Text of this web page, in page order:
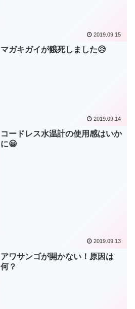
2019.09.15
マガキガイが餓死しました😥
2019.09.14
コードレス水温計の使用感はいか
に😀
2019.09.13
アワサンゴが開かない！原因は
何？